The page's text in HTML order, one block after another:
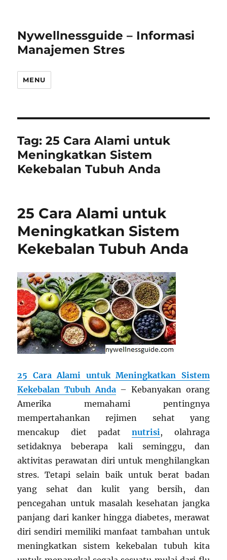
Nywellnessguide – Informasi
Manajemen Stres
MENU
Tag:25 Cara Alami untuk
Meningkatkan Sistem
Kekebalan Tubuh Anda
25 Cara Alami untuk
Meningkatkan Sistem
Kekebalan Tubuh Anda
25 Cara Alami untuk Meningkatkan Sistem
Kekebalan Tubuh Anda – Kebanyakan orang
Amerika memahami pentingnya
mempertahankan rejimen sehat yang
mencakup diet padatnutrisi , olahraga
setidaknya beberapa kali seminggu, dan
aktivitas perawatan diri untuk menghilangkan
stres. Tetapi selain baik untuk berat badan
yang sehat dan kulit yang bersih, dan
pencegahan untuk masalah kesehatan jangka
panjang dari kanker hingga diabetes, merawat
diri sendiri memiliki manfaat tambahan untuk
meningkatkan sistem kekebalan tubuh kita